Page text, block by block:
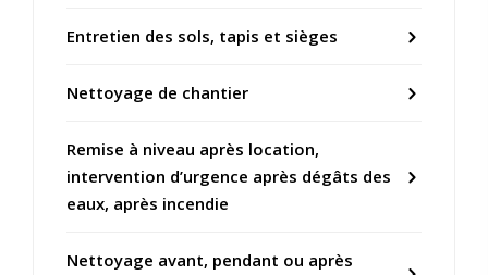
Entretien des sols, tapis et sièges
Nettoyage de chantier
Remise à niveau après location,
intervention d’urgence après dégâts des
eaux, après incendie
Nettoyage avant, pendant ou après